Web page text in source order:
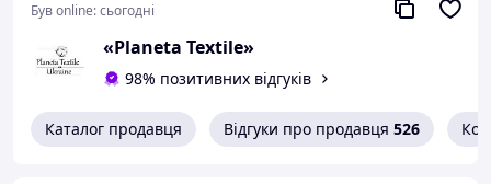
Був online:сьогодні
«Planeta Textile»
98% позитивних відгуків
Каталог продавця Відгуки про продавця 526